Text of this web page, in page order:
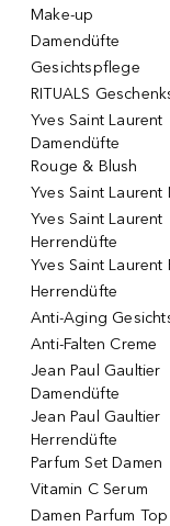
Make-up
Damendüfte
Gesichtspflege
RITUALS
Yves Saint Laurent
Damendüfte
Rouge & Blush
Yves Saint Laurent
Yves Saint Laurent
Herrendüfte
Yves Saint Laurent
Herrendüfte
Anti-Aging
Anti-Falten Creme
Jean Paul Gaultier
Damendüfte
Jean Paul Gaultier
Herrendüfte
Parfum Set Damen
Vitamin C Serum
Damen Parfum